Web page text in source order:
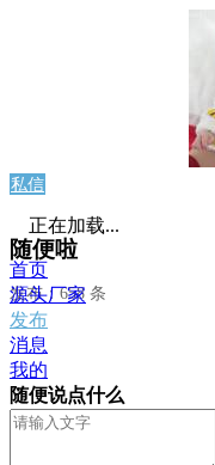
私信
随便啦
发布：658 条
正在加载...
首页
源头厂家
发布
消息
我的
随便说点什么